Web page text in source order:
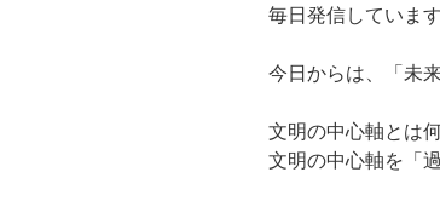
毎日発信しています
今日からは、「未
文明の中心軸とは
文明の中心軸を「